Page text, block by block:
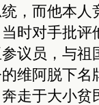
，而他本人
时对手批评
议员，与
维阿脱下名
走于大小贫